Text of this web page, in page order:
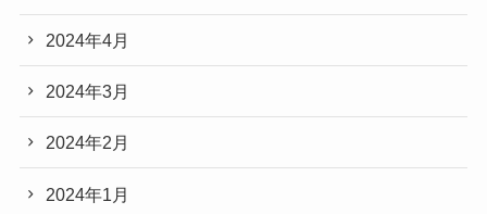
2024年4月
2024年3月
2024年2月
2024年1月